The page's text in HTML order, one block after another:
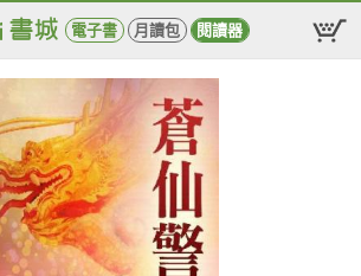
電子書 月讀包 閱讀器